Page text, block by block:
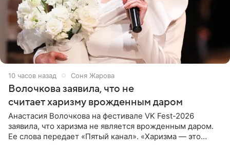
10 часов назад Соня Жарова
Волочкова заявила, что не
считает харизму врожденным даром
Анастасия Волочкова на фестивале VK Fest-2026
заявила, что харизма не является врожденным даром.
Ее слова передает «Пятый канал». «Харизма — это